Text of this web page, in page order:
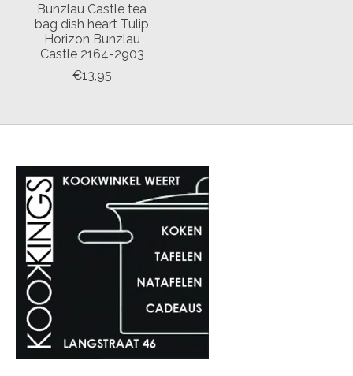
Bunzlau Castle tea
bag dish heart Tulip
Horizon Bunzlau
Castle 2164-2903
€13,95